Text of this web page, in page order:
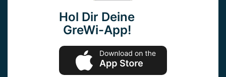
Hol Dir Deine
GreWi-App!